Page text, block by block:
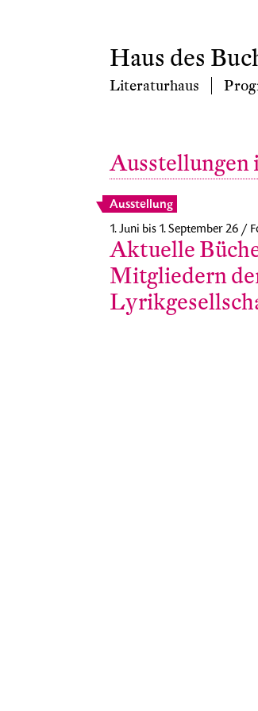
Haus des
Literaturhaus
Ausstellungen
Ausstellung
1. Juni bis 1. September 26 /
Aktuelle
Mitgliedern